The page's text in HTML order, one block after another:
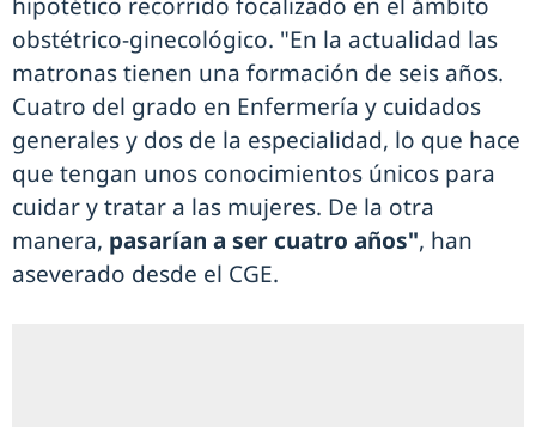
obstétrico-ginecológico. "En la actualidad las
matronas tienen una formación de seis años.
Cuatro del grado en Enfermería y cuidados
generales y dos de la especialidad, lo que hace
que tengan unos conocimientos únicos para
cuidar y tratar a las mujeres. De la otra
manera, pasarían a ser cuatro años", han
aseverado desde el CGE.